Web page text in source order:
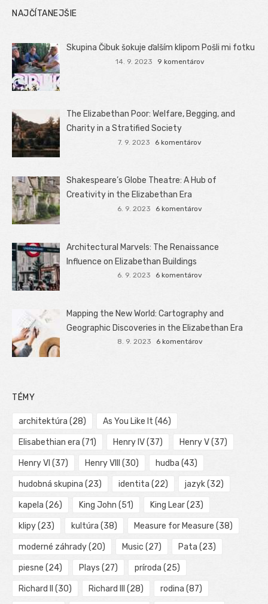
NAJČÍTANEJŠIE
Skupina Čibuk šokuje ďalším klipom Pošli mi fotku
14. 9. 2023 9 komentárov
The Elizabethan Poor: Welfare, Begging, and
Charity in a Stratified Society
7. 9. 2023 6 komentárov
Shakespeare’s Globe Theatre: A Hub of
Creativity in the Elizabethan Era
6. 9. 2023 6 komentárov
Architectural Marvels: The Renaissance
Influence on Elizabethan Buildings
6. 9. 2023 6 komentárov
Mapping the New World: Cartography and
Geographic Discoveries in the Elizabethan Era
8. 9. 2023 6 komentárov
TÉMY
architektúra (28) As You Like It (46)
Elisabethian era (71) Henry IV(37) Henry V(37)
Henry VI (37) Henry VIII (30) hudba (43)
hudobná skupina (23) identita (22) jazyk(32)
kapela (26) King John (51) King Lear(23)
klipy(23) kultúra (38) Measure for Measure (38)
moderné záhrady(20) Music (27) Pata (23)
piesne (24) Plays (27) príroda (25)
Richard II (30) Richard III (28) rodina (87)